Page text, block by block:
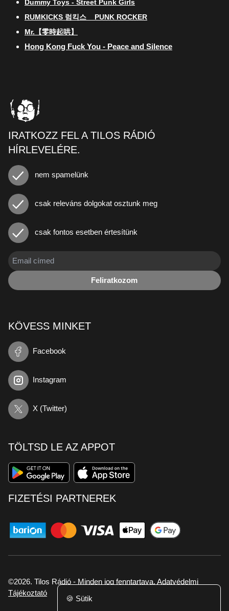
Dummy Toys - Street Punk Girls
RUMKICKS 럼킥스 _ PUNK ROCKER
Mr.【零時起哄】
Hong Kong Fuck You - Peace and Silence
IRATKOZZ FEL A TILOS RÁDIÓ
HÍRLEVELÉRE.
nem spamelünk
csak releváns dolgokat osztunk meg
csak fontos esetben értesítünk
Feliratkozom
KÖVESS MINKET
Facebook
Instagram
X (Twitter)
TÖLTSD LE AZ APPOT
FIZETÉSI PARTNEREK
©2026. Tilos Rádió - Minden jog fenntartava. Adatvédelmi
Tájékoztató
🍪 Sütik